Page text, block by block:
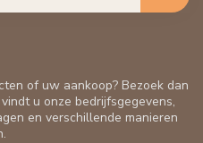
of uw aankoop? Bezoek dan
u onze bedrijfsgegevens,
en verschillende manieren